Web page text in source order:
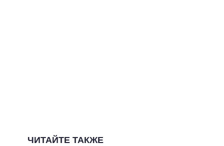
ЧИТАЙТЕ ТАКЖЕ